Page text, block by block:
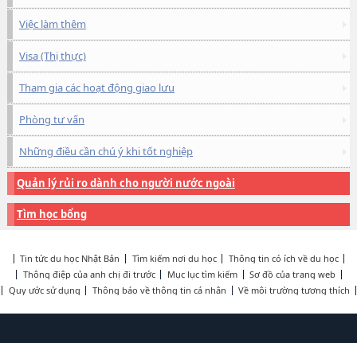
Việc làm thêm
Visa (Thị thực)
Tham gia các hoạt động giao lưu
Phòng tư vấn
Những điều cần chú ý khi tốt nghiệp
Quản lý rủi ro dành cho người nước ngoài
Tìm học bổng
Tin tức du học Nhật Bản Tìm kiếm nơi du học
Thông tin có ích về du học
Thông điệp của anh chị đi trước
Mục lục tìm kiếm
Sơ đồ của trang web
Quy ước sử dụng
Thông báo về thông tin cá nhân Về môi trường tương thích